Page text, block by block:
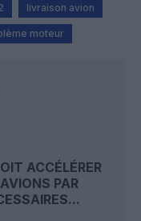
livraison avion
moteur
ACCÉLÉRER
PAR